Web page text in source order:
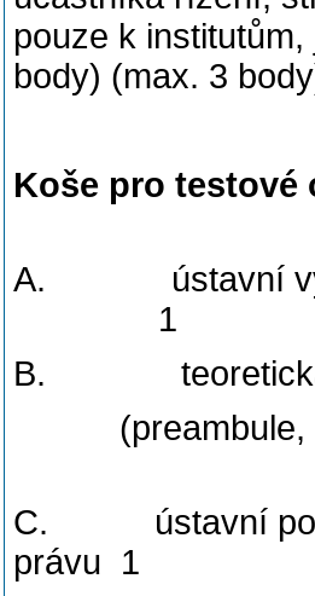
pouze k
body) (max. 3
Koše pro testové
A.
1
B. teoretická
(preambule, I.
C. ústavní
právu 1